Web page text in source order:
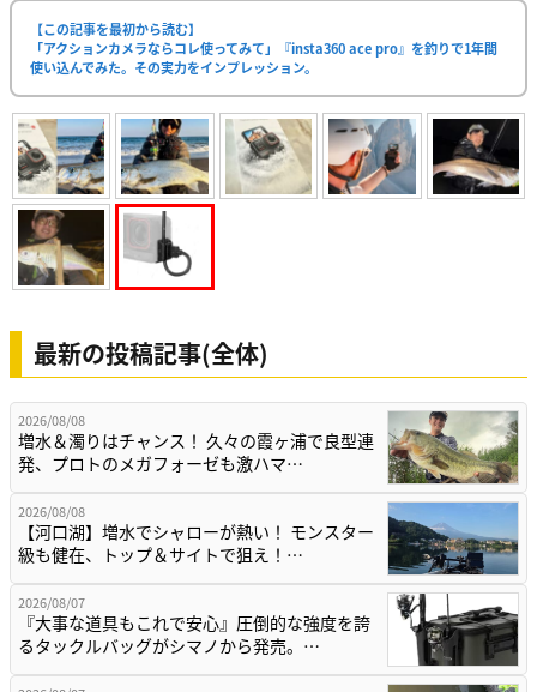
【この記事を最初から読む】
「アクションカメラならコレ使ってみて」『insta360 ace pro』を釣りで1年間
使い込んでみた。その実力をインプレッション。
最新の投稿記事(全体)
2026/08/08
増水＆濁りはチャンス！ 久々の霞ヶ浦で良型連
発、プロトのメガフォーゼも激ハマ…
2026/08/08
【河口湖】増水でシャローが熱い！ モンスター
級も健在、トップ＆サイトで狙え！…
2026/08/07
『大事な道具もこれで安心』圧倒的な強度を誇
るタックルバッグがシマノから発売。…